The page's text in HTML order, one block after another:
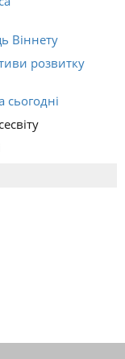
Віннету
розвитку
сьогодні